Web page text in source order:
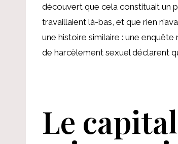
découvert que cela constituait un
travaillaient là-bas, et que rien
une histoire similaire : une
de harcèlement sexuel déclarent
Le